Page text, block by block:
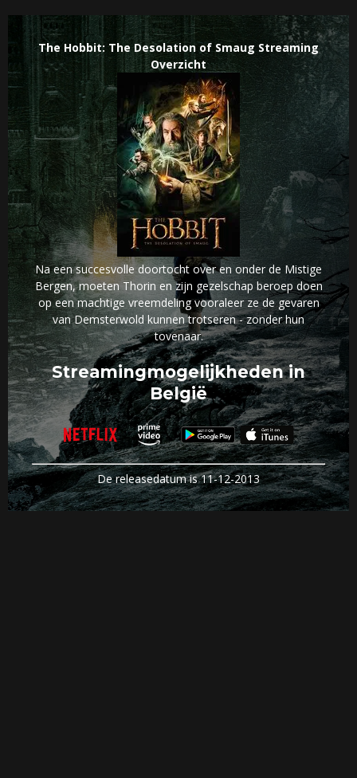
The Hobbit: The Desolation of Smaug Streaming
Overzicht
Na een succesvolle doortocht over en onder de Mistige
Bergen, moeten Thorin en zijn gezelschap beroep doen
op een machtige vreemdeling vooraleer ze de gevaren
van Demsterwold kunnen trotseren - zonder hun
tovenaar.
Streamingmogelijkheden in
België
De releasedatum is 11-12-2013